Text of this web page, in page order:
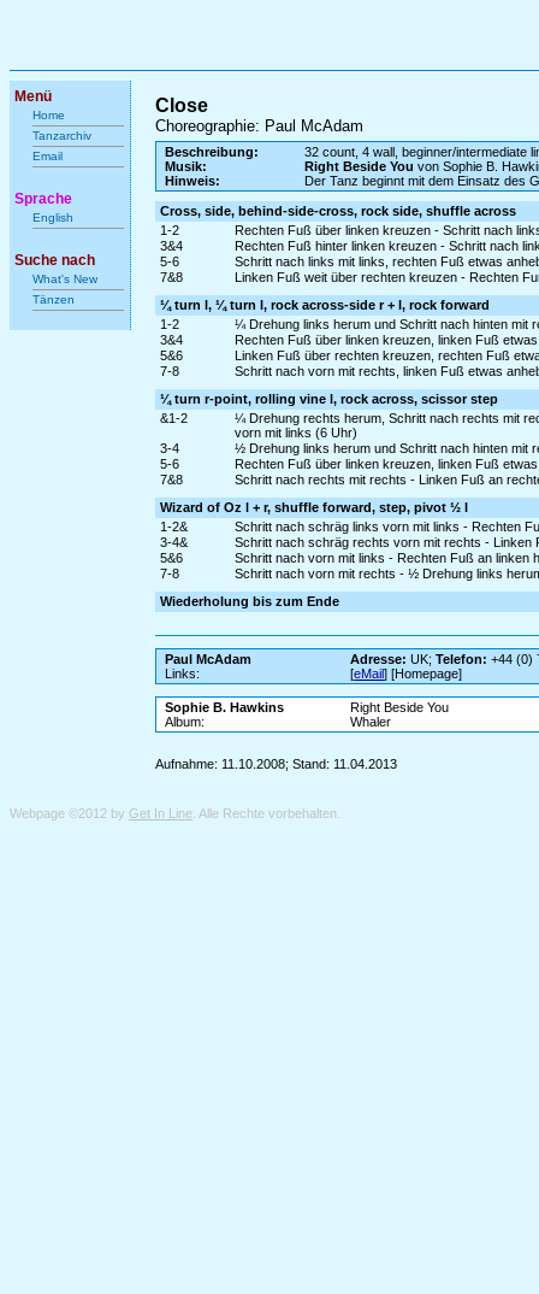
Menü
Home
Tanzarchiv
Email
Sprache
English
Suche nach
What's New
Tänzen
Close
Choreographie: Paul McAdam
Beschreibung:
32 count, 4 wall, beginner/intermediate
Musik:
Right Beside You von Sophie B.
Hinweis:
Der Tanz beginnt mit dem Einsatz des
Cross, side, behind-side-cross, rock side, shuffle across
1-2
Rechten Fuß über linken kreuzen - Schritt nach
3&4
Rechten Fuß hinter linken kreuzen - Schritt nach
5-6
Schritt nach links mit links, rechten Fuß etwas
7&8
Linken Fuß weit über rechten kreuzen - Rechten
¼ turn l, ¼ turn l, rock across-side r + l, rock forward
1-2
¼ Drehung links herum und Schritt nach hinten mit
3&4
Rechten Fuß über linken kreuzen, linken Fuß
5&6
Linken Fuß über rechten kreuzen, rechten Fuß
7-8
Schritt nach vorn mit rechts, linken Fuß etwas
¼ turn r-point, rolling vine l, rock across, scissor step
&1-2
¼ Drehung rechts herum, Schritt nach rechts mit
vorn mit links (6 Uhr)
3-4
½ Drehung links herum und Schritt nach hinten mit
5-6
Rechten Fuß über linken kreuzen, linken Fuß
7&8
Schritt nach rechts mit rechts - Linken Fuß an
Wizard of Oz l + r, shuffle forward, step, pivot ½ l
1-2&
Schritt nach schräg links vorn mit links - Rechten
3-4&
Schritt nach schräg rechts vorn mit rechts -
5&6
Schritt nach vorn mit links - Rechten Fuß an linken
7-8
Schritt nach vorn mit rechts - ½ Drehung links
Wiederholung bis zum Ende
Paul McAdam Adresse: UK;Telefon: +44 (0)
Links:
[eMail] [Homepage]
Sophie B. Hawkins
Right Beside You
Album:
Whaler
Aufnahme: 11.10.2008; Stand: 11.04.2013
Webpage ©2012 by Get In Line . Alle Rechte vorbehalten.